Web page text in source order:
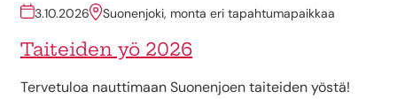
3.10.2026 Suonenjoki, monta eri tapahtumapaikkaa
Taiteiden yö 2026
Tervetuloa nauttimaan Suonenjoen taiteiden yöstä!